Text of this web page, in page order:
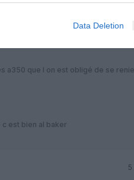
Data Deletion
a350 que l on est obligé de se
c est bien al baker